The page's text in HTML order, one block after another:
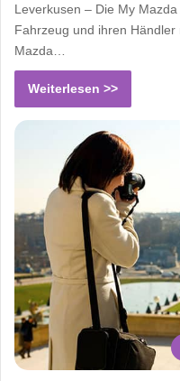
Leverkusen – Die My
Fahrzeug und ihren
Mazda…
Weiterlesen >>